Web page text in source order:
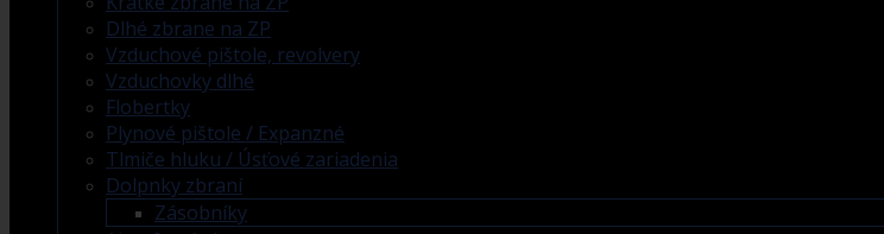
Dlhé zbrane na ZP
Vzduchové pištole, revolvery
Vzduchovky dlhé
Flobertky
Plynové pištole / Expanzné
Tlmiče hluku / Úsťové zariadenia
Dolpnky zbraní
Zásobníky